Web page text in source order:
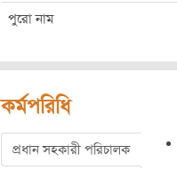
পুরো নাম
কর্মপরিধি
প্রধান সহকারী পরিচালক